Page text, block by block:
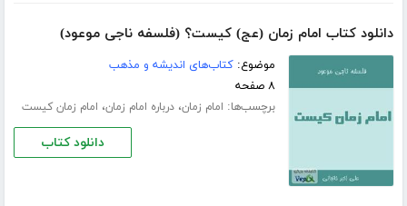
دانلود کتاب امام زمان (عج) کیست؟ (فلسفه ناجی موعود)
موضوع:کتاب‌های اندیشه و مذهب
۸ صفحه
برچسب‌ها: امام زمان،درباره امام زمان، امام زمان کیست
دانلود کتاب